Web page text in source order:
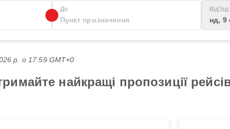
До Від'їзд
нд, 9
р. о 17:59 GMT+0
найкращі пропозиції